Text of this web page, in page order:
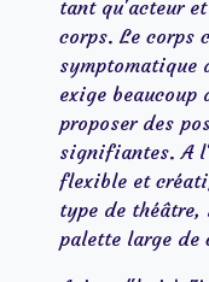
tant qu'acteur
corps. Le corps
symptomatique
exige
proposer des
signifiantes. A
flexible et
type de
palette large de